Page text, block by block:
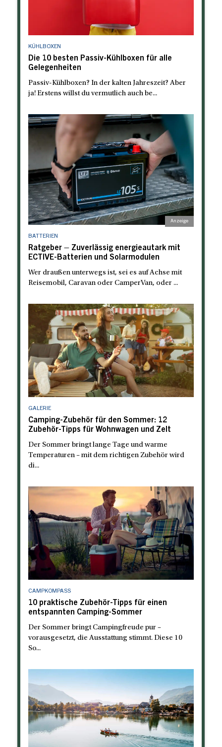
KÜHLBOXEN
Die 10 besten Passiv-Kühlboxen für alle
Gelegenheiten
Passiv-Kühlboxen? In der kalten Jahreszeit? Aber
ja! Erstens willst du vermutlich auch be...
BATTERIEN
Ratgeber – Zuverlässig energieautark mit
ECTIVE-Batterien und Solarmodulen
Wer draußen unterwegs ist, sei es auf Achse mit
Reisemobil, Caravan oder CamperVan, oder ...
GALERIE
Camping-Zubehör für den Sommer: 12
Zubehör-Tipps für Wohnwagen und Zelt
Der Sommer bringt lange Tage und warme
Temperaturen – mit dem richtigen Zubehör wird
di...
CAMPKOMPASS
10 praktische Zubehör-Tipps für einen
entspannten Camping-Sommer
Der Sommer bringt Campingfreude pur –
vorausgesetzt, die Ausstattung stimmt. Diese 10
So...